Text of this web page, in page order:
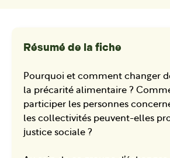
Résumé de la fiche
Pourquoi et comment changer
la précarité alimentaire ?
participer les personnes
les collectivités peuvent-elles
justice sociale ?